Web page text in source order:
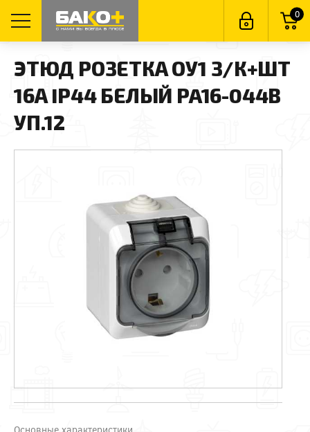
0
ЭТЮД РОЗЕТКА ОУ1 З/К+ШТ
16А IP44 БЕЛЫЙ PA16-044B
УП.12